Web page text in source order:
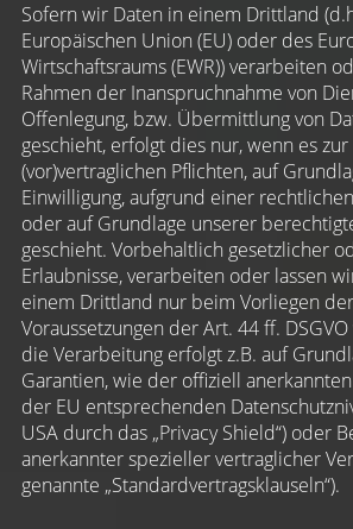
Sofern wir Daten in einem Drittland
Europäischen Union (EU) oder des
Wirtschaftsraums (EWR)) verarbeiten
Rahmen der Inanspruchnahme von
Offenlegung, bzw. Übermittlung von
geschieht, erfolgt dies nur, wenn es
(vor)vertraglichen Pflichten, auf
Einwilligung, aufgrund einer
oder auf Grundlage unserer
geschieht. Vorbehaltlich gesetzlicher
Erlaubnisse, verarbeiten oder lassen
einem Drittland nur beim Vorliegen
Voraussetzungen der Art. 44 ff.
die Verarbeitung erfolgt z.B. auf
Garantien, wie der offiziell
der EU entsprechenden
USA durch das „Privacy Shield“) oder
anerkannter spezieller vertraglicher
genannte „Standardvertragsklauseln“).